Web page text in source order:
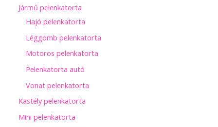
Jármű pelenkatorta
Hajó pelenkatorta
Léggömb pelenkatorta
Motoros pelenkatorta
Pelenkatorta autó
Vonat pelenkatorta
Kastély pelenkatorta
Mini pelenkatorta